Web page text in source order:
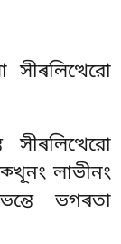
লাভীনং
ভগৰতা